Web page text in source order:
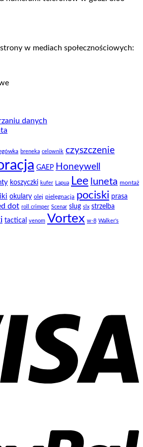
w mediach społecznościowych:
danych
breneka celownik czyszczenie
GAEP Honeywell
koszyczki kufer Lapua Lee luneta montaż
okulary olej pielęgnacja pociski prasa
dot roll crimper Scenar slug slx strzelba
tactical venom Vortex w-8 Walker's